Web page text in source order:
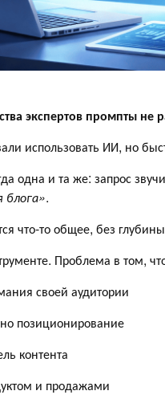
экспертов промпты не
использовать ИИ, но
одна и та же: запрос
блога».
что-то общее, без
Проблема в том,
своей аудитории
позиционирование
контента
и продажами